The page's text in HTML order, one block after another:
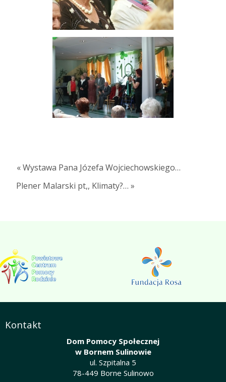
« Wystawa Pana Józefa Wojciechowskiego…
Plener Malarski pt,, Klimaty?… »
Kontakt
Dom Pomocy Społecznej
w Bornem Sulinowie
ul. Szpitalna 5
78-449 Borne Sulinowo